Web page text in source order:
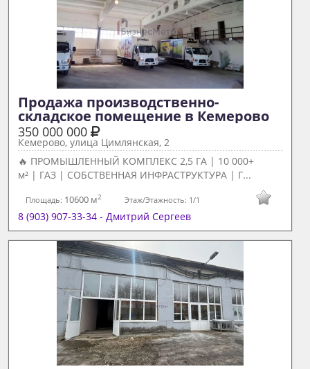
Продажа производственно-
складское помещение в Кемерово
350 000 000
Кемерово, улица Цимлянская, 2
🔥 ПРОМЫШЛЕННЫЙ КОМПЛЕКС 2,5 ГА | 10 000+
м² | ГАЗ | СОБСТВЕННАЯ ИНФРАСТРУКТУРА | Г...
Площадь: 10600 м2 Этаж/Этажность: 1/1
8 (903) 907-33-34 - Дмитрий Сергеев